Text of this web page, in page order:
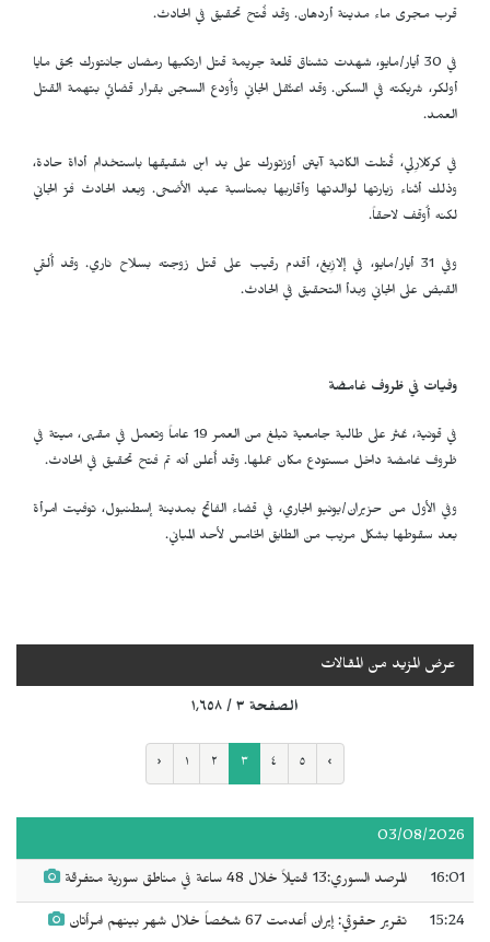
قرب مجرى ماء مدينة أردهان. وقد فُتح تحقيق في الحادث.
في 30 أيار/مايو، شهدت تشناق قلعة جريمة قتل ارتكبها رمضان جانتورك بحق مايا
أولكر، شريكته في السكن. وقد اعتُقل الجاني وأُودع السجن بقرار قضائي بتهمة القتل
العمد.
في كركلارِلي، قُتلت الكاتبة آيتن أوزتورك على يد ابن شقيقها باستخدام أداة حادة،
وذلك أثناء زيارتها لوالدتها وأقاربها بمناسبة عيد الأضحى. وبعد الحادث فرّ الجاني
لكنه أُوقف لاحقاً.
وفي 31 أيار/مايو، في إلازِيغ، أقدم رقيب على قتل زوجته بسلاح ناري. وقد أُلقي
القبض على الجاني وبدأ التحقيق في الحادث.
وفيات في ظروف غامضة
في قونية، عُثر على طالبة جامعية تبلغ من العمر 19 عاماً وتعمل في مقهى، ميتة في
ظروف غامضة داخل مستودع مكان عملها. وقد أُعلن أنه تم فتح تحقيق في الحادث.
وفي الأول من حزيران/يونيو الجاري، في قضاء الفاتح بمدينة إسطنبول، توفيت امرأة
بعد سقوطها بشكل مريب من الطابق الخامس لأحد المباني.
عرض المزيد من المقالات
الصفحة ٣ / ١٬٦٥٨
‹ ١ ٢ ٣ ٤ ٥ ›
03/08/2026
16:01 المرصد السوري:13 قتيلاً خلال 48 ساعة في مناطق سورية متفرقة
15:24 تقرير حقوقي: إيران أعدمت 67 شخصاً خلال شهر بينهم امرأتان